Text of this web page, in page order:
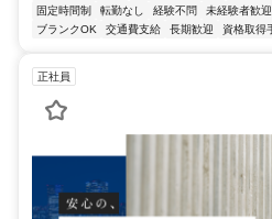
固定時間制
転勤なし 経験不問 未経験者歓迎
ブランクOK
交通費支給 長期歓迎 資格取得
正社員